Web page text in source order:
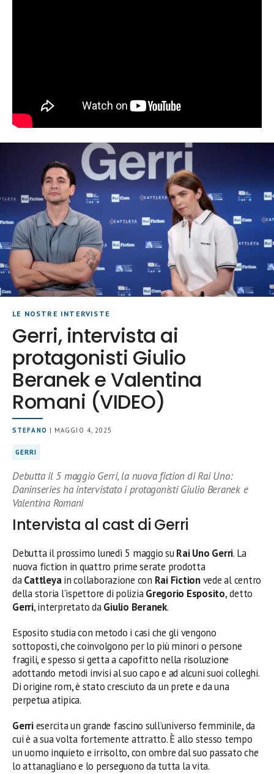
LE NOSTRE INTERVISTE
Gerri, intervista ai
protagonisti Giulio
Beranek e Valentina
Romani (VIDEO)
STEFANO | MAGGIO 4, 2025
GERRI
Debutta il 5 maggio Gerri, la nuova fiction di Rai Uno:
Daninseries ha intervistato i protagonisti Giulio Beranek e
Valentina Romani
Intervista al cast di Gerri
Debutta il prossimo lunedì 5 maggio suRai Uno Gerri. La
nuova fiction in quattro prime serate prodotta
daCattleyain collaborazione con Rai Fictionvede al centro
della storia l’ispettore di poliziaGregorio Esposito, detto
Gerri, interpretato daGiulio Beranek.
Esposito studia con metodo i casi che gli vengono
sottoposti, che coinvolgono per lo più minori o persone
fragili, e spesso si getta a capofitto nella risoluzione
adottando metodi invisi al suo capo e ad alcuni suoi colleghi.
Di origine rom, è stato cresciuto da un prete e da una
perpetua atipica.
Gerriesercita un grande fascino sull’universo femminile, da
cui è a sua volta fortemente attratto. È allo stesso tempo
un uomo inquieto e irrisolto, con ombre dal suo passato che
lo attanagliano e lo perseguono da tutta la vita.